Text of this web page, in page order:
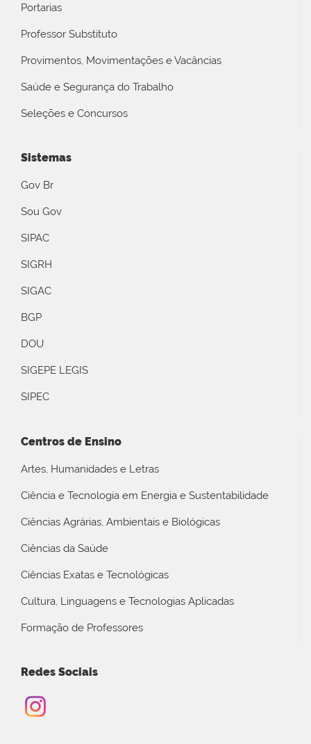
Portarias
Professor Substituto
Provimentos, Movimentações e Vacâncias
Saúde e Segurança do Trabalho
Seleções e Concursos
Sistemas
Gov Br
Sou Gov
SIPAC
SIGRH
SIGAC
BGP
DOU
SIGEPE LEGIS
SIPEC
Centros de Ensino
Artes, Humanidades e Letras
Ciência e Tecnologia em Energia e Sustentabilidade
Ciências Agrárias, Ambientais e Biológicas
Ciências da Saúde
Ciências Exatas e Tecnológicas
Cultura, Linguagens e Tecnologias Aplicadas
Formação de Professores
Redes Sociais